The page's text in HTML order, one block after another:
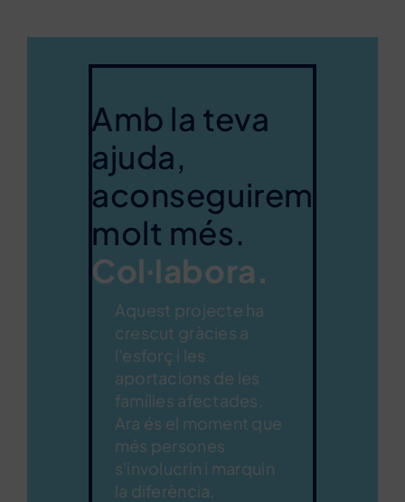
Amb la teva
ajuda,
aconseguirem
molt més.
Col·labora.
Aquest projecte ha
crescut gràcies a
l'esforç i les
aportacions de les
famílies afectades.
Ara és el moment que
més persones
s'involucrin i marquin
la diferència.